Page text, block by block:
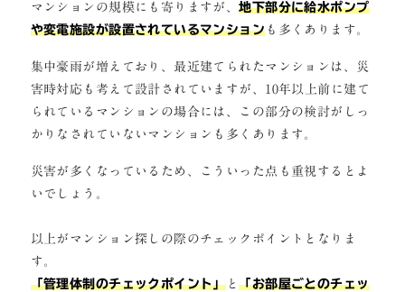
マンションの規模にも寄りますが、地下部分に給水ポンプ
や変電施設が設置されているマンション も多くあります。
集中豪雨が増えており、最近建てられたマンションは、災
害時対応も考えて設計されていますが、10年以上前に建て
られているマンションの場合には、この部分の検討がしっ
かりなされていないマンションも多くあります。
災害が多くなっているため、こういった点も重視するとよ
いでしょう。
以上がマンション探しの際のチェックポイントとなりま
す。
「管理体制のチェックポイント」と「お部屋ごとのチェッ